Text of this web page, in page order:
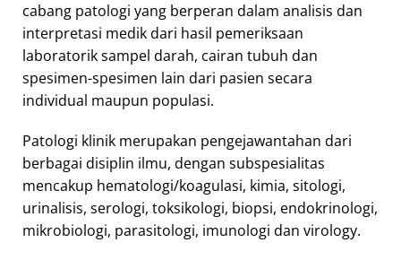
cabang patologi yang berperan dalam analisis dan
interpretasi medik dari hasil pemeriksaan
laboratorik sampel darah, cairan tubuh dan
spesimen-spesimen lain dari pasien secara
individual maupun populasi.
Patologi klinik merupakan pengejawantahan dari
berbagai disiplin ilmu, dengan subspesialitas
mencakup hematologi/koagulasi, kimia, sitologi,
urinalisis, serologi, toksikologi, biopsi, endokrinologi,
mikrobiologi, parasitologi, imunologi dan virology.